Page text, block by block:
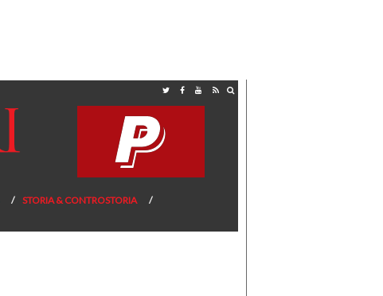
STORIA & CONTROSTORIA